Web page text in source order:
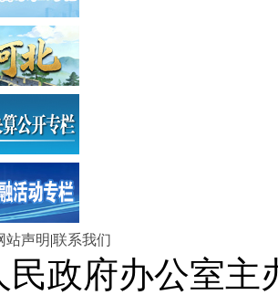
站声明|联系我们
民政府办公室